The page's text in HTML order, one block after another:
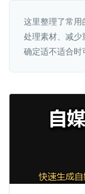
这里整理了常用
处理素材、减少
确定适不适合时